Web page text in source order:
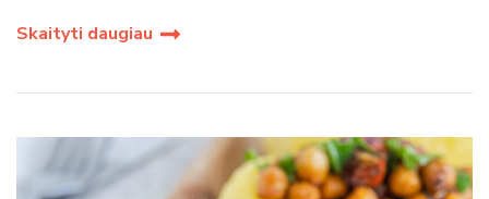
Skaityti daugiau